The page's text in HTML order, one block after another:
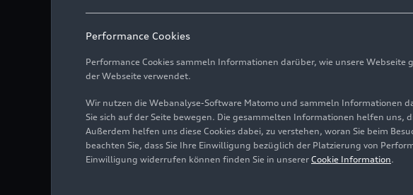
Performance Cookies
Performance Cookies sammeln Informationen darüber, wie unsere
der Webseite verwendet.
Wir nutzen die Webanalyse-Software Matomo und sammeln Informationen
Sie sich auf der Seite bewegen. Die gesammelten Informationen helfen
Außerdem helfen uns diese Cookies dabei, zu verstehen, woran Sie beim
beachten Sie, dass Sie Ihre Einwilligung bezüglich der Platzierung von
Einwilligung widerrufen können finden Sie in unserer Cookie Information.